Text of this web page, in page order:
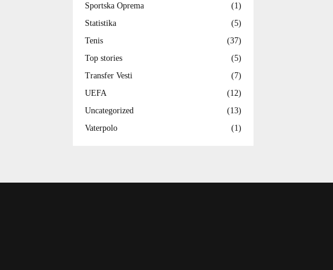
Sportska Oprema
(1)
Statistika
(5)
Tenis
(37)
Top stories
(5)
Transfer Vesti
(7)
UEFA
(12)
Uncategorized
(13)
Vaterpolo
(1)